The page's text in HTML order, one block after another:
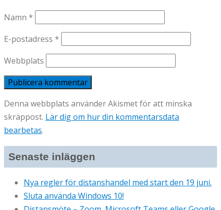
Namn *
E-postadress *
Webbplats
Denna webbplats använder Akismet för att minska
skräppost. Lär dig om hur din kommentarsdata
bearbetas.
Senaste inläggen
Nya regler för distanshandel med start den 19 juni.
Sluta använda Windows 10!